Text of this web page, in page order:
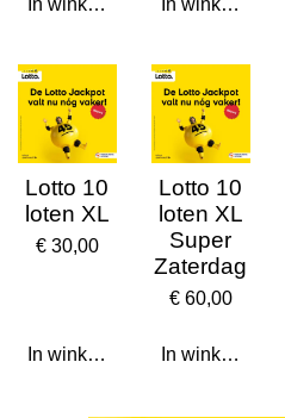
In winkelwagen In winkelwagen
Lotto 10
loten XL
€ 30,00
In winkelwagen
Lotto 10
loten XL
Super
Zaterdag
€ 60,00
In winkelwagen